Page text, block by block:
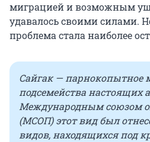
миграцией и возможным
удавалось своими силами.
проблема стала наиболее
Сайгак — парнокопытное
подсемейства настоящих
Международным союзом
(МСОП) этот вид был
видов, находящихся под